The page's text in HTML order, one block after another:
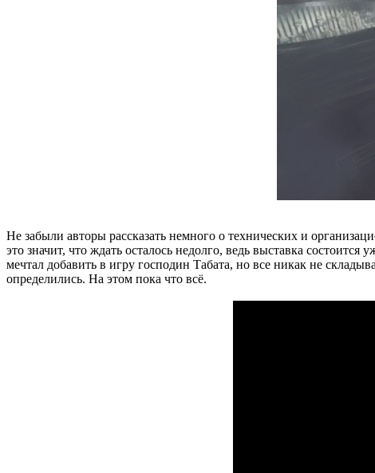
Не забыли авторы рассказать немного о технических и
это значит, что ждать осталось недолго, ведь выставка
мечтал добавить в игру господин Табата, но все никак не
определились. На этом пока что всё.